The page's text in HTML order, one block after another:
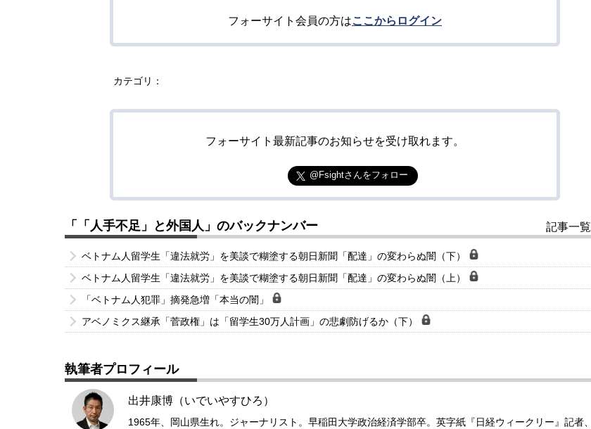
フォーサイト会員の方はここからログイン
カテゴリ：
フォーサイト最新記事のお知らせを受け取れます。
@Fsightさんをフォロー
「「人手不足」と外国人」のバックナンバー 記事一覧
ベトナム人留学生「違法就労」を美談で糊塗する朝日新聞「配達」の変わらぬ闇（下）
ベトナム人留学生「違法就労」を美談で糊塗する朝日新聞「配達」の変わらぬ闇（上）
「ベトナム人犯罪」摘発急増「本当の闇」
アベノミクス継承「菅政権」は「留学生30万人計画」の悲劇防げるか（下）
執筆者プロフィール
出井康博（いでいやすひろ）
1965年、岡山県生れ。ジャーナリスト。早稲田大学政治経済学部卒。英字紙『日経ウィークリー』記者、